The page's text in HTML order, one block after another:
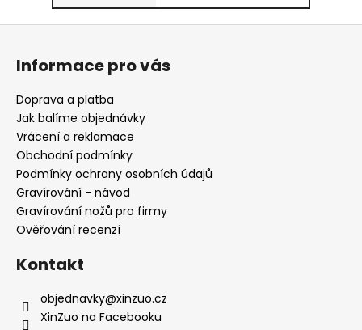
Z
Informace pro vás
Doprava a platba
Jak balíme objednávky
Vrácení a reklamace
Obchodní podmínky
Podmínky ochrany osobních údajů
Gravírování - návod
Gravírování nožů pro firmy
Ověřování recenzí
Kontakt
objednavky@xinzuo.cz
XinZuo na Facebooku